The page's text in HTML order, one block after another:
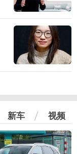
新车 视频